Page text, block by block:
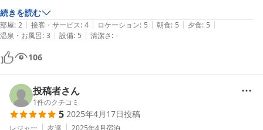
続きを読む
部屋: 2 | 接客・サービス: 4 | ロケーション: 5 | 朝食: 5 | 夕食: 5 |
温泉・お風呂: 3 | 設備: 5 | 清潔さ: -
106
投稿者さん
1件のクチコミ
5 2025年4月17日投稿
レジャー 友達 2025年4月宿泊